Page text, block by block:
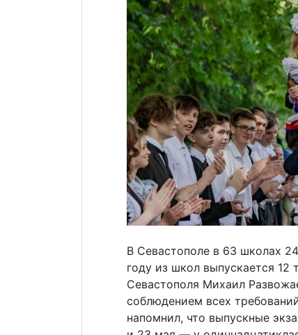
В Севастополе в 63 школах
году из школ выпускается 12
Севастополя Михаил
соблюдением всех
напомнил, что выпускные